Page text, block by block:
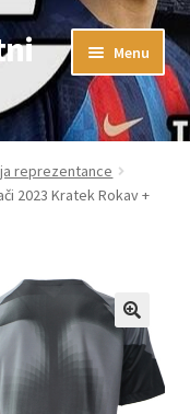
Menu
reprezentance
2023 Kratek Rokav +